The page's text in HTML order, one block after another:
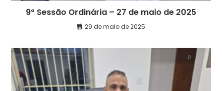
9ª Sessão Ordinária – 27 de maio de 2025
29 de maio de 2025